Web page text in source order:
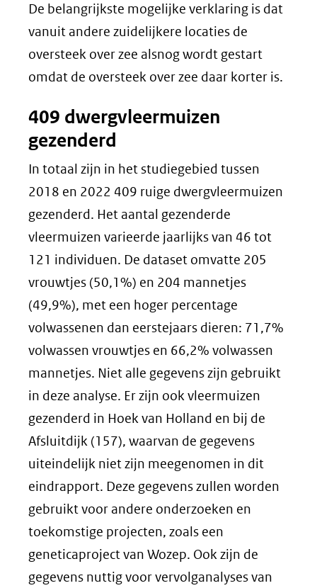
De belangrijkste mogelijke verklaring is dat
vanuit andere zuidelijkere locaties de
oversteek over zee alsnog wordt gestart
omdat de oversteek over zee daar korter is.
409 dwergvleermuizen
gezenderd
In totaal zijn in het studiegebied tussen
2018 en 2022 409 ruige dwergvleermuizen
gezenderd. Het aantal gezenderde
vleermuizen varieerde jaarlijks van 46 tot
121 individuen. De dataset omvatte 205
vrouwtjes (50,1%) en 204 mannetjes
(49,9%), met een hoger percentage
volwassenen dan eerstejaars dieren: 71,7%
volwassen vrouwtjes en 66,2% volwassen
mannetjes. Niet alle gegevens zijn gebruikt
in deze analyse. Er zijn ook vleermuizen
gezenderd in Hoek van Holland en bij de
Afsluitdijk (157), waarvan de gegevens
uiteindelijk niet zijn meegenomen in dit
eindrapport. Deze gegevens zullen worden
gebruikt voor andere onderzoeken en
toekomstige projecten, zoals een
geneticaproject van Wozep. Ook zijn de
gegevens nuttig voor vervolganalyses van